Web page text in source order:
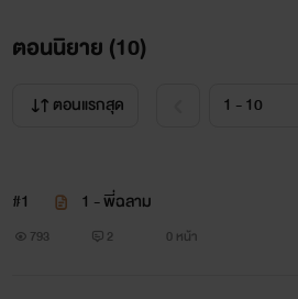
ตอนนิยาย (10)
ตอนแรกสุด
#1 1 - พี่ฉลาม
793 2 0 หน้า